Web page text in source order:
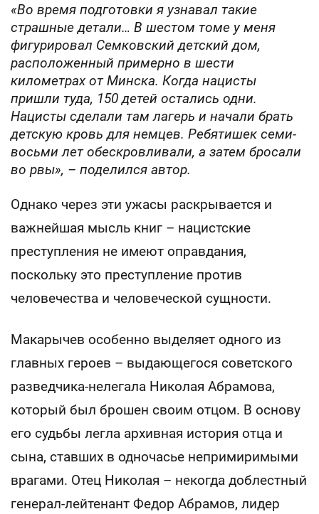
«Во время подготовки я узнавал такие
страшные детали… В шестом томе у меня
фигурировал Семковский детский дом,
расположенный примерно в шести
километрах от Минска. Когда нацисты
пришли туда, 150 детей остались одни.
Нацисты сделали там лагерь и начали брать
детскую кровь для немцев. Ребятишек семи-
восьми лет обескровливали, а затем бросали
во рвы», – поделился автор.
Однако через эти ужасы раскрывается и
важнейшая мысль книг – нацистские
преступления не имеют оправдания,
поскольку это преступление против
человечества и человеческой сущности.
Макарычев особенно выделяет одного из
главных героев – выдающегося советского
разведчика-нелегала Николая Абрамова,
который был брошен своим отцом. В основу
его судьбы легла архивная история отца и
сына, ставших в одночасье непримиримыми
врагами. Отец Николая – некогда доблестный
генерал-лейтенант Федор Абрамов, лидер